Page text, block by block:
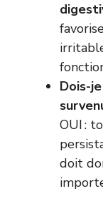
Dois-
OUI :
doit